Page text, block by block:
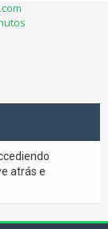
atrás e